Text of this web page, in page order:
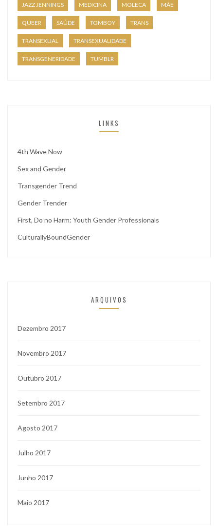
JAZZ JENNINGS MEDICINA MOLECA MÃE
QUEER SAÚDE TOMBOY TRANS
TRANSEXUAL TRANSEXUALIDADE
TRANSGENERIDADE TUMBLR
LINKS
4th Wave Now
Sex and Gender
Transgender Trend
Gender Trender
First, Do no Harm: Youth Gender Professionals
CulturallyBoundGender
ARQUIVOS
Dezembro 2017
Novembro 2017
Outubro 2017
Setembro 2017
Agosto 2017
Julho 2017
Junho 2017
Maio 2017